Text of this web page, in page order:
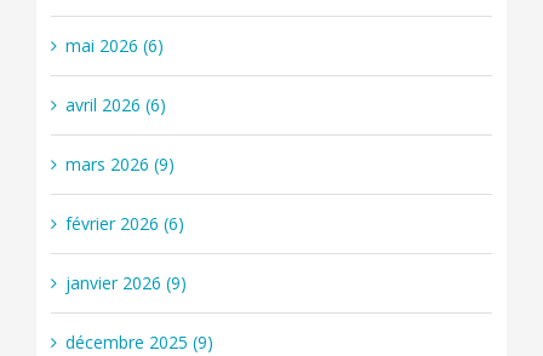
mai 2026 (6)
avril 2026 (6)
mars 2026 (9)
février 2026 (6)
janvier 2026 (9)
décembre 2025 (9)